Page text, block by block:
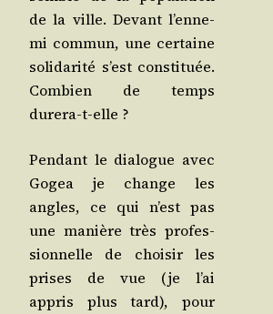
de la ville. Devant l’en­ne­
mi com­mun, une cer­taine
soli­da­ri­té s’est consti­tuée.
Com­bien de temps
durera-t-elle ?
Pen­dant le dia­logue avec
Gogea je change les
angles, ce qui n’est pas
une manière très pro­fes­
sion­nelle de choi­sir les
prises de vue (je l’ai
appris plus tard), pour